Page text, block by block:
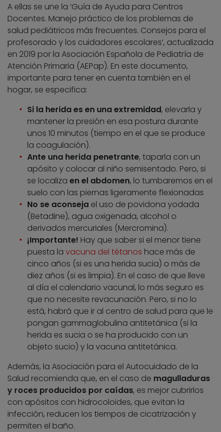
A ellas se une la ‘Guía de Ayuda para Centros
Docentes. Manejo práctico de los problemas de
salud pediátricos más frecuentes. Consejos para el
profesorado y los cuidadores escolares’, actualizada
en 2019 por la Asociación Española de Pediatría de
Atención Primaria (AEPap). En este documento,
importante para tener en cuenta también en el
hogar, se especifica:
Si la herida es en una extremidad, elevarla y
mantener la presión en esa postura durante
unos 10 minutos (tiempo en el que se produce
la coagulación).
Ante una herida penetrante, taparla con un
apósito y colocar al niño semisentado. Pero, si
se localiza en el abdomen, lo tumbaremos en el
suelo con las piernas ligeramente flexionadas
No se aconseja el uso de povidona yodada
(Betadine), agua oxigenada, alcohol o
derivados mercuriales (Mercromina).
¡Importante! Hay que saber si el menor tiene
puesta la vacuna del tétanos hace más de
cinco años (si es una herida sucia) o más de
diez años (si es limpia). En el caso de que lleve
al día el calendario vacunal, lo más seguro es
que no necesite revacunación. Pero, si no lo
está, habrá que ir al centro de salud para que le
pongan gammaglobulina antitetánica (si la
herida es sucia o se ha producido con un
objeto sucio) y la vacuna antitetánica.
Además, la Asociación para el Autocuidado de la
Salud recomienda que, en el caso de magulladuras
y roces producidos por caídas, es mejor cubrirlos
con apósitos con hidrocoloides, que evitan la
infección, reducen los tiempos de cicatrización y
permiten el baño.